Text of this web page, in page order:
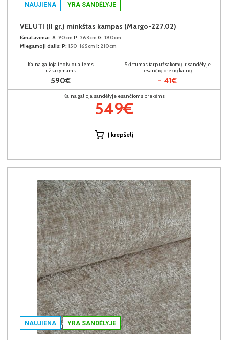
NAUJIENA YRA SANDĖLYJE
VELUTI (II gr.) minkštas kampas (Margo-227.02)
Išmatavimai: A: 90cm P: 263cm G: 180cm
Miegamoji dalis: P: 150-165cm I: 210cm
Kaina galioja individualiems
užsakymams
590€
Skirtumas tarp užsakomų ir sandėlyje
esančių prekių kainų
- 41€
Kaina galioja sandėlyje esančioms prekėms
549€
Į krepšelį
NAUJIENA YRA SANDĖLYJE